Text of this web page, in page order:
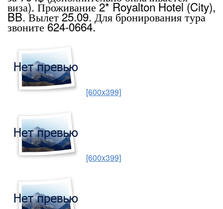
виза). Проживание 2* Royalton Hotel (City),
BB. Вылет 25.09. Для бронирования тура
звоните 624-0664.
[600x399]
[600x399]